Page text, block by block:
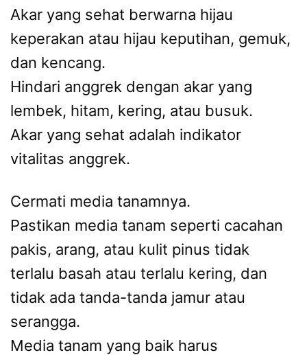
Akar yang sehat berwarna hijau
keperakan atau hijau keputihan, gemuk,
dan kencang.
Hindari anggrek dengan akar yang
lembek, hitam, kering, atau busuk.
Akar yang sehat adalah indikator
vitalitas anggrek.
Cermati media tanamnya.
Pastikan media tanam seperti cacahan
pakis, arang, atau kulit pinus tidak
terlalu basah atau terlalu kering, dan
tidak ada tanda-tanda jamur atau
serangga.
Media tanam yang baik harus